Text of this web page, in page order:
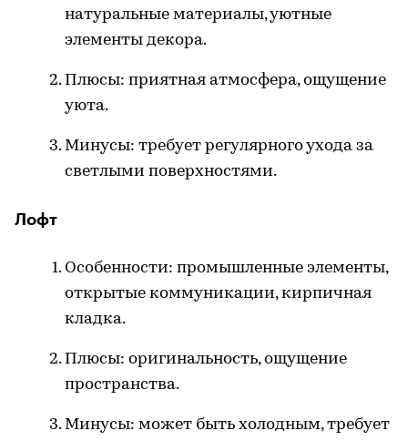
натуральные материалы, уютные
элементы декора.
Плюсы: приятная атмосфера, ощущение
уюта.
Минусы: требует регулярного ухода за
светлыми поверхностями.
Лофт
Особенности: промышленные элементы,
открытые коммуникации, кирпичная
кладка.
Плюсы: оригинальность, ощущение
пространства.
Минусы: может быть холодным, требует